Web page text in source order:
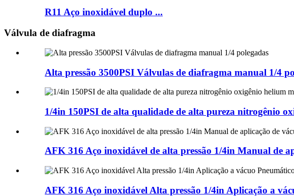
R11 Aço inoxidável duplo ...
Válvula de diafragma
Alta pressão 3500PSI Válvulas de diafragma manual 1/4
1/4in 150PSI de alta qualidade de alta pureza nitrogênio
AFK 316 Aço inoxidável de alta pressão 1/4in Manual de
AFK 316 Aço inoxidável Alta pressão 1/4in Aplicação a